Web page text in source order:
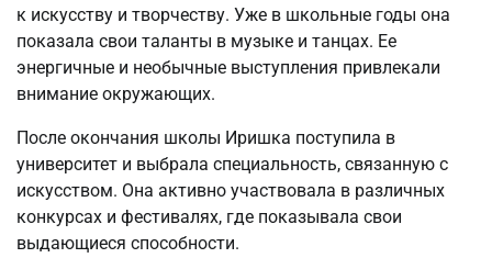
к искусству и творчеству. Уже в школьные годы она
показала свои таланты в музыке и танцах. Ее
энергичные и необычные выступления привлекали
внимание окружающих.
После окончания школы Иришка поступила в
университет и выбрала специальность, связанную с
искусством. Она активно участвовала в различных
конкурсах и фестивалях, где показывала свои
выдающиеся способности.